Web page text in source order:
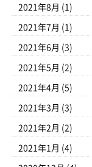
2021年8月 (1)
2021年7月 (1)
2021年6月 (3)
2021年5月 (2)
2021年4月 (5)
2021年3月 (3)
2021年2月 (2)
2021年1月 (4)